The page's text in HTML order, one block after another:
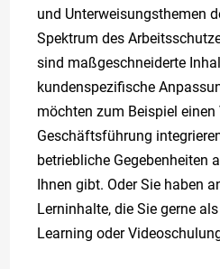
und Unterweisungsthemen
Spektrum des
sind maßgeschneiderte
kundenspezifische
möchten zum Beispiel
Geschäftsführung
betriebliche Gegebenheiten
Ihnen gibt. Oder Sie haben
Lerninhalte, die Sie gerne
Learning oder